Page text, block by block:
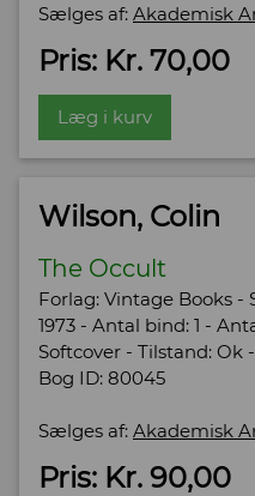
Sælges af: Akademisk
Pris: Kr. 70,00
Læg i kurv
Wilson, Colin
The Occult
Forlag: Vintage Books -
1973 - Antal bind: 1 -
Softcover - Tilstand: Ok -
Bog ID: 80045
Sælges af: Akademisk
Pris: Kr. 90,00